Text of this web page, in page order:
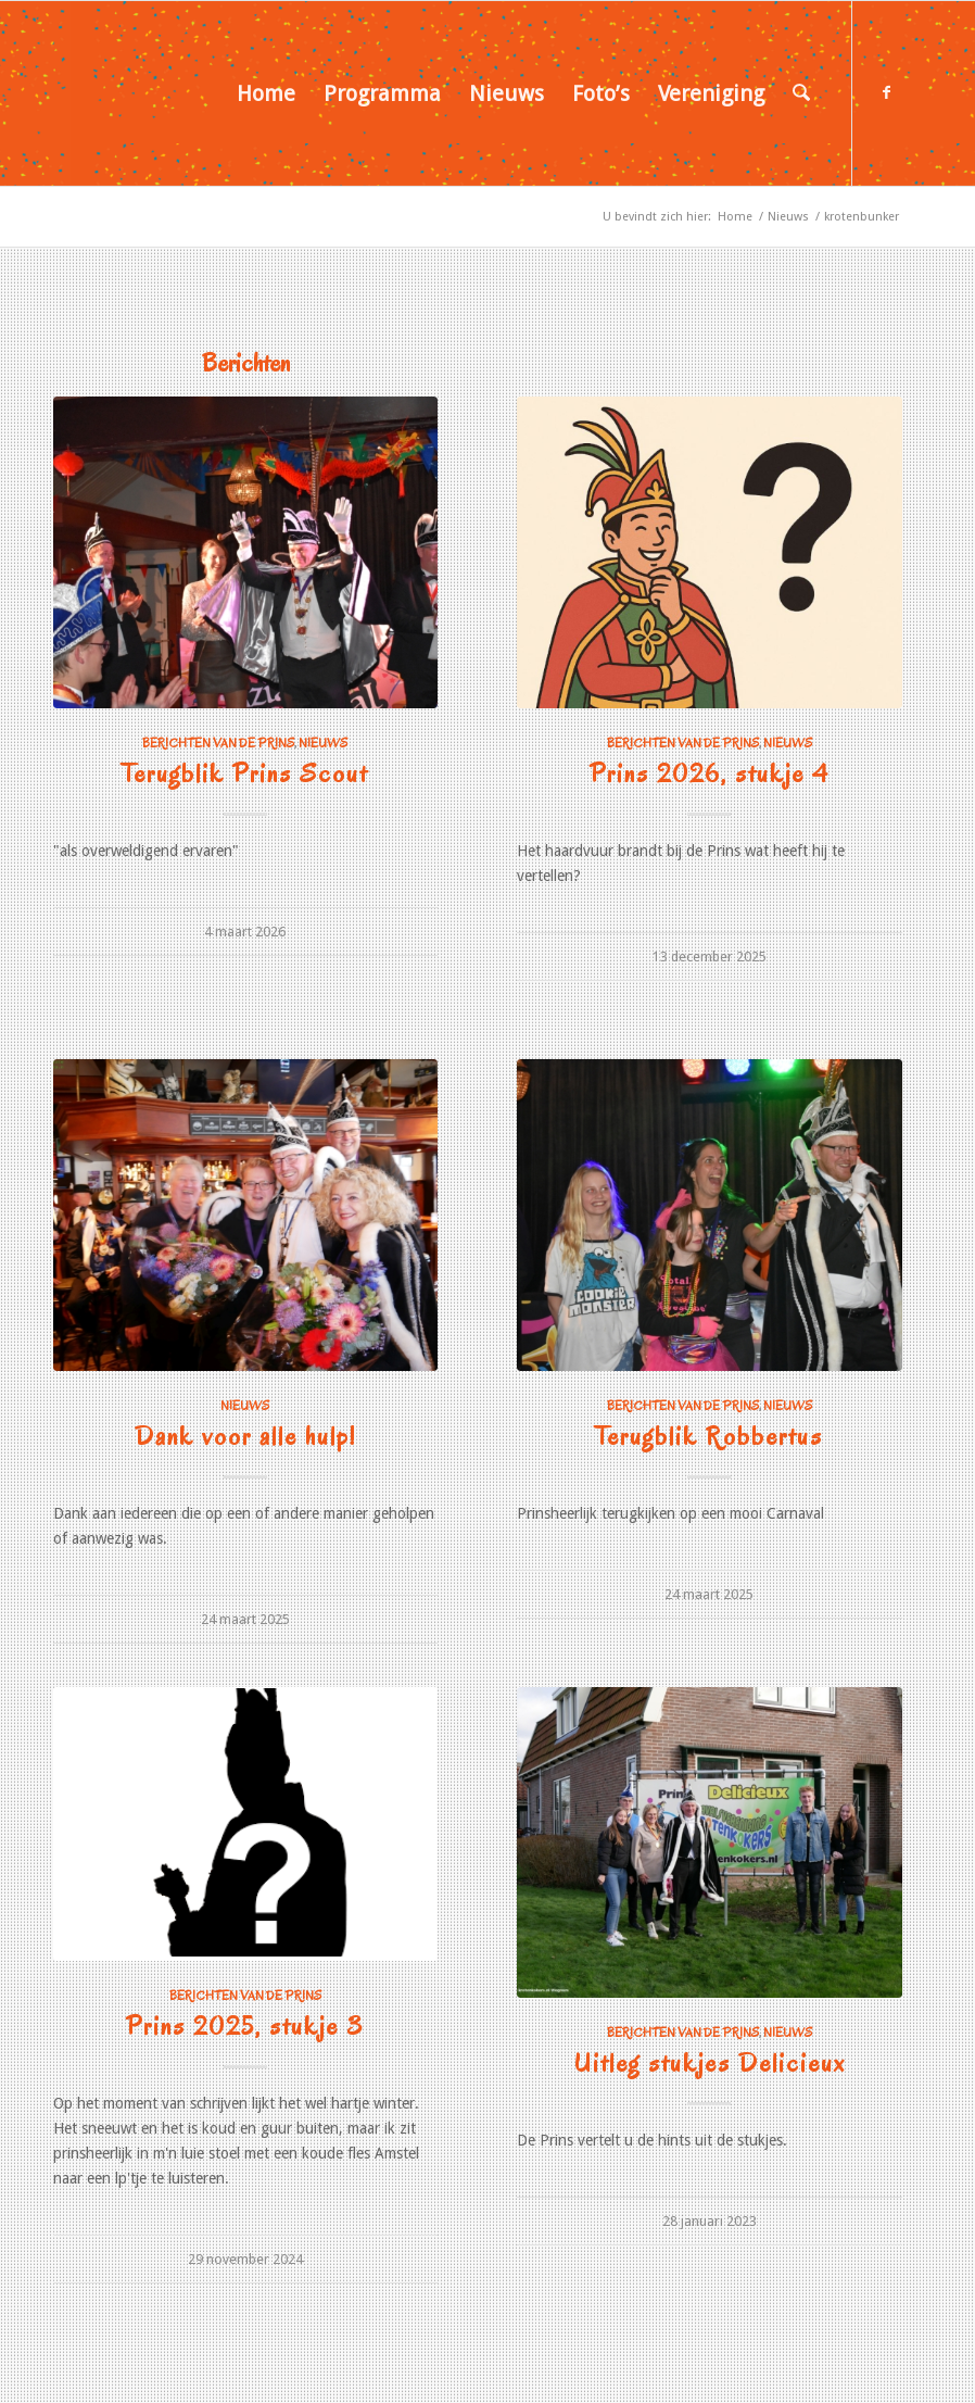
Home Programma Nieuws Foto’s Vereniging
U bevindt zich hier: Home / Nieuws / krotenbunker
Berichten
BERICHTEN VAN DE PRINS,NIEUWS
Terugblik Prins Scout
"als overweldigend ervaren"
4 maart 2026
BERICHTEN VAN DE PRINS,NIEUWS
Prins 2026, stukje 4
Het haardvuur brandt bij de Prins wat heeft hij te
vertellen?
13 december 2025
NIEUWS
Dank voor alle hulp!
Dank aan iedereen die op een of andere manier geholpen
of aanwezig was.
24 maart 2025
BERICHTEN VAN DE PRINS,NIEUWS
Terugblik Robbertus
Prinsheerlijk terugkijken op een mooi Carnaval
24 maart 2025
BERICHTEN VAN DE PRINS
Prins 2025, stukje 3
Op het moment van schrijven lijkt het wel hartje winter.
Het sneeuwt en het is koud en guur buiten, maar ik zit
prinsheerlijk in m'n luie stoel met een koude fles Amstel
naar een lp'tje te luisteren.
29 november 2024
BERICHTEN VAN DE PRINS,NIEUWS
Uitleg stukjes Delicieux
De Prins vertelt u de hints uit de stukjes.
28 januari 2023